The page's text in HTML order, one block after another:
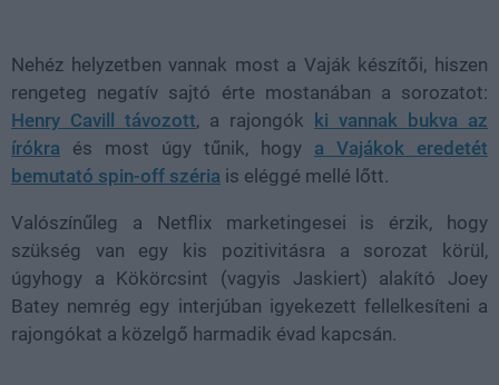
Nehéz helyzetben vannak most a Vaják készítői, hiszen
rengeteg negatív sajtó érte mostanában a sorozatot:
Henry Cavill távozott, a rajongók
ki vannak bukva az
írókra és most úgy tűnik, hogy a Vajákok eredetét
bemutató spin-off széria is eléggé mellé lőtt.
Valószínűleg a Netflix marketingesei is érzik, hogy
szükség van egy kis pozitivitásra a sorozat körül,
úgyhogy a Kökörcsint (vagyis Jaskiert) alakító Joey
Batey nemrég egy interjúban igyekezett fellelkesíteni a
rajongókat a közelgő harmadik évad kapcsán.